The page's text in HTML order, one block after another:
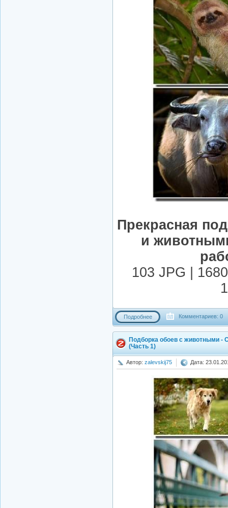
Прекрасная
и
103 JPG |
Подробнее Комментариев: 0
Подборка обоев с животными -
(Часть 1)
Автор: zalevskij75 Дата: